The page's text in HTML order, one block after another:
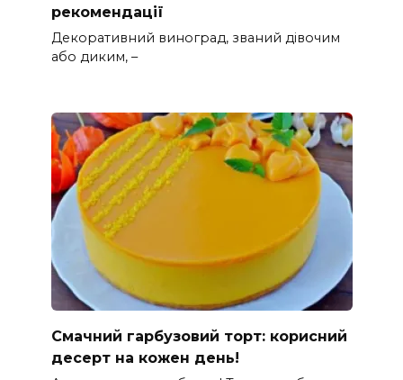
рекомендації
Декоративний виноград, званий дівочим
або диким, –
Смачний гарбузовий торт: корисний
десерт на кожен день!